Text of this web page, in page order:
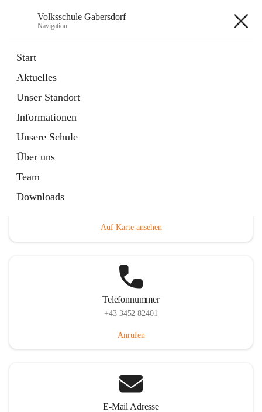
Volksschule Gabersdorf
Navigation
Start
Aktuelles
Unser Standort
Informationen
Unsere Schule
Über uns
Team
Downloads
Artikel
in
Tab
Auf Karte ansehen
Telefonnummer
+43 3452 82401
Anrufen
E-Mail Adresse